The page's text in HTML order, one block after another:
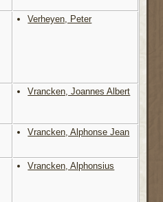
Verheyen, Peter
Vrancken, Joannes Albert
Vrancken, Alphonse Jean
Vrancken, Alphonsius